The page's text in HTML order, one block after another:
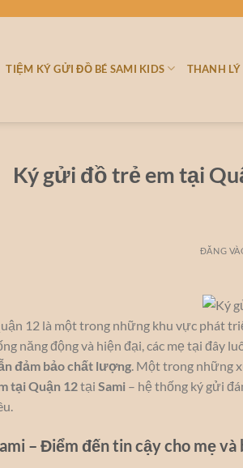
TIỆM KÝ GỬI ĐỒ BÉ SAMI KIDS THANH
Ký gửi đồ trẻ em tại
ĐĂNG
12 là một trong những khu vực phát
năng động và hiện đại, các mẹ tại đây
đảm bảo chất lượng. Một trong những
tại Quận 12tại Sami– hệ thống ký gửi
– Điểm đến tin cậy cho mẹ và